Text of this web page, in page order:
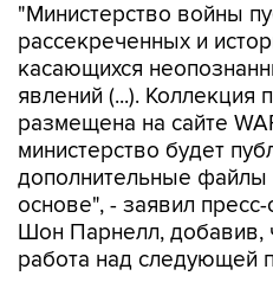
"Министерство войны
рассекреченных и
касающихся
явлений (...). Коллекция
размещена на сайте
министерство будет
дополнительные файлы
основе", - заявил
Шон Парнелл, добавив,
работа над следующей